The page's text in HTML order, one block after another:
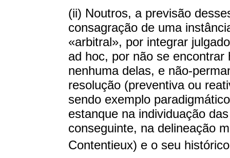
(ii) Noutros, a previsão
consagração de uma
«arbitral», por integrar
ad hoc, por não se
nenhuma delas, e não-
resolução (preventiva ou
sendo exemplo
estanque na individuação
conseguinte, na delineação
Contentieux) e o seu